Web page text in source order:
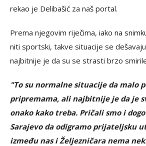
rekao je Delibašić za naš portal.
Prema njegovim riječima, iako na
niti sportski, takve situacije se
najbitnije je da su se strasti brzo
"To su normalne situacije da malo
pripremama, ali najbitnije je da je
onako kako treba. Pričali smo i
Sarajevo da odigramo prijateljsku
između nas i Željezničara nema